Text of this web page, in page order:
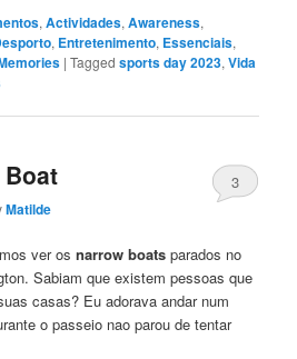
,Actividades,Awareness,
, Entretenimento, Essenciais,
|Tagged sports day 2023,Vida
Matilde
3
ver osnarrow boats parados no
Sabiam que existem pessoas que
casas? Eu adorava andar num
o passeio nao parou de tentar